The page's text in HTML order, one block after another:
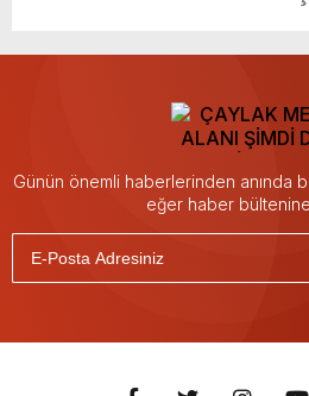
Günün önemli haberlerinden anında
eğer haber